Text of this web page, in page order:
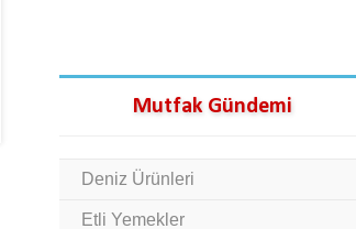
Mutfak Gündemi
Deniz Ürünleri
Etli Yemekler